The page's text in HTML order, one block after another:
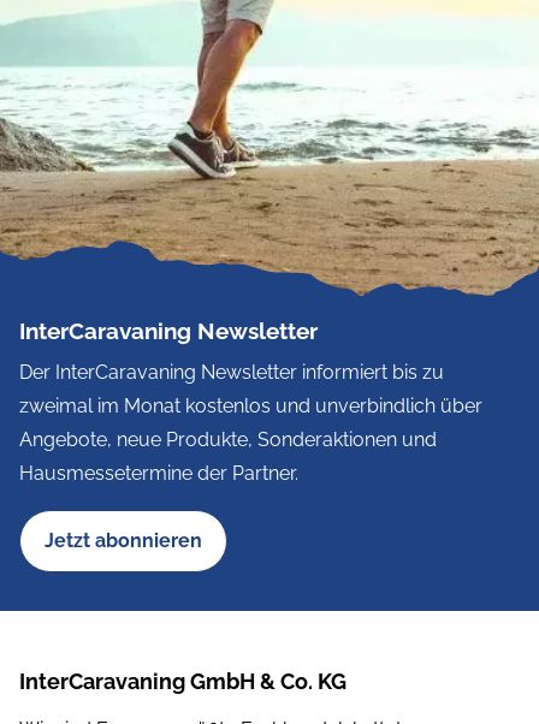
InterCaravaning Newsletter
Der InterCaravaning Newsletter informiert bis zu
zweimal im Monat kostenlos und unverbindlich über
Angebote, neue Produkte, Sonderaktionen und
Hausmessetermine der Partner.
Jetzt abonnieren
InterCaravaning GmbH & Co. KG